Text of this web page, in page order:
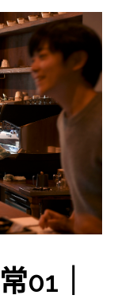
01｜